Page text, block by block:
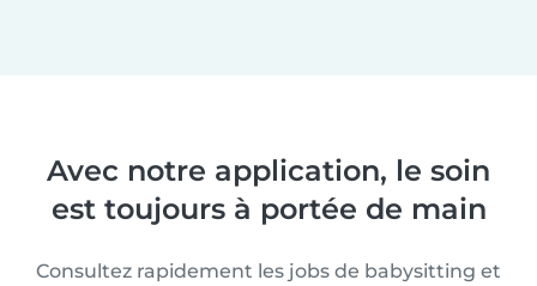
Avec notre application, le soin
est toujours à portée de main
Consultez rapidement les jobs de babysitting et